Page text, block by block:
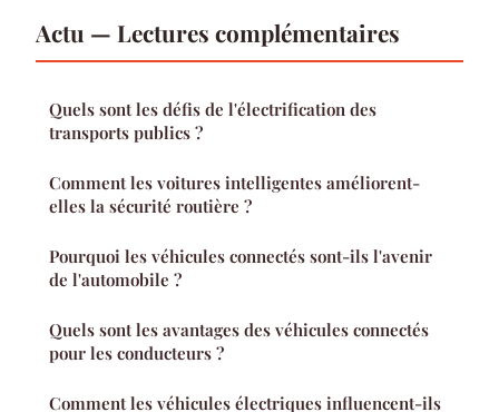
Actu — Lectures complémentaires
Quels sont les défis de l'électrification des
transports publics ?
Comment les voitures intelligentes améliorent-
elles la sécurité routière ?
Pourquoi les véhicules connectés sont-ils l'avenir
de l'automobile ?
Quels sont les avantages des véhicules connectés
pour les conducteurs ?
Comment les véhicules électriques influencent-ils